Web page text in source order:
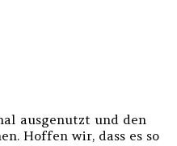
ausgenutzt und den
Hoffen wir, dass es so